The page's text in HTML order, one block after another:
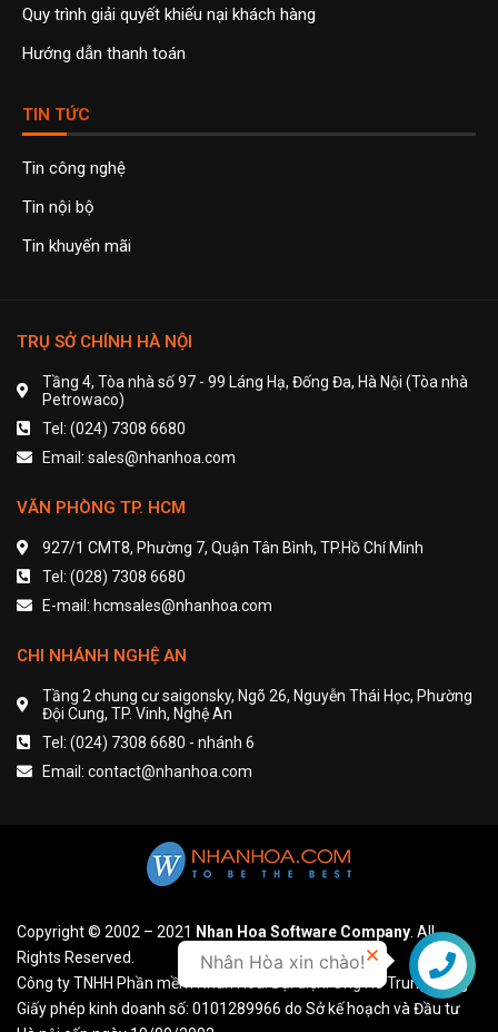
Quy trình giải quyết khiếu nại khách hàng
Hướng dẫn thanh toán
TIN TỨC
Tin công nghệ
Tin nội bộ
Tin khuyến mãi
TRỤ SỞ CHÍNH HÀ NỘI
Tầng 4, Tòa nhà số 97 - 99 Láng Hạ, Đống Đa, Hà Nội (Tòa nhà
Petrowaco)
Tel: (024) 7308 6680
Email: sales@nhanhoa.com
VĂN PHÒNG TP. HCM
927/1 CMT8, Phường 7, Quận Tân Bình, TP.Hồ Chí Minh
Tel: (028) 7308 6680
E-mail: hcmsales@nhanhoa.com
CHI NHÁNH NGHỆ AN
Tầng 2 chung cư saigonsky, Ngõ 26, Nguyễn Thái Học, Phường
Đội Cung, TP. Vinh, Nghệ An
Tel: (024) 7308 6680 - nhánh 6
Email: contact@nhanhoa.com
Copyright © 2002 – 2021 Nhan Hoa Software Company. All
Rights Reserved.
Công ty TNHH Phần mềm Nhân Hòa. Đại diện: Ông Hồ Trung Dũng
Giấy phép kinh doanh số: 0101289966 do Sở kế hoạch và Đầu tư
Liên hệ
Nhân Hòa xin chào!